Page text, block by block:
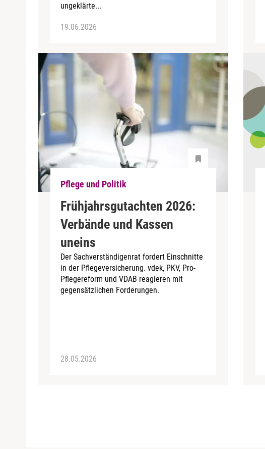
ungeklärte...
19.06.2026
Pflege und Politik
Frühjahrsgutachten 2026:
Verbände und Kassen
uneins
Der Sachverständigenrat fordert Einschnitte
in der Pflegeversicherung. vdek, PKV, Pro-
Pflegereform und VDAB reagieren mit
gegensätzlichen Forderungen.
28.05.2026